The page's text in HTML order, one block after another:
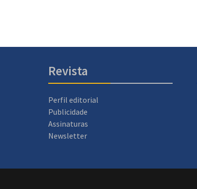
Revista
Perfil editorial
Publicidade
Assinaturas
Newsletter